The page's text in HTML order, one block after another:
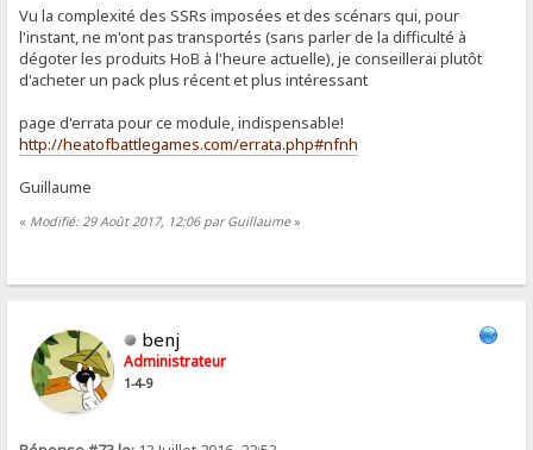
Vu la complexité des SSRs imposées et des scénars qui, pour
l'instant, ne m'ont pas transportés (sans parler de la difficulté à
dégoter les produits HoB à l'heure actuelle), je conseillerai plutôt
d'acheter un pack plus récent et plus intéressant
page d'errata pour ce module, indispensable!
http://heatofbattlegames.com/errata.php#nfnh
Guillaume
« Modifié: 29 Août 2017, 12:06 par Guillaume»
benj
Administrateur
1-4-9